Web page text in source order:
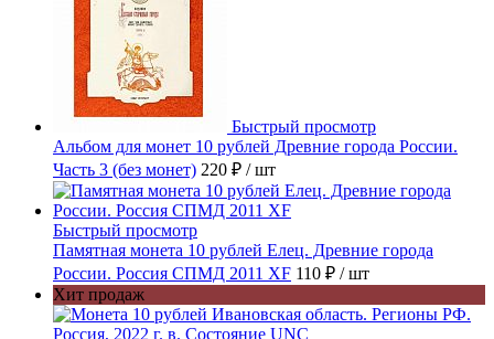
Быстрый просмотр
Альбом для монет 10 рублей Древние города России.
Часть 3 (без монет) 220 ₽ / шт
Быстрый просмотр
Памятная монета 10 рублей Елец. Древние города
России. Россия СПМД 2011 XF 110 ₽ / шт
Хит продаж